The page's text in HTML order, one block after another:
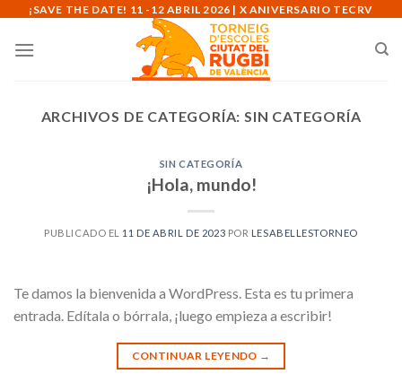
content
¡SAVE THE DATE! 11 -12 ABRIL 2026 | X ANIVERSARIO TECRV
ARCHIVOS DE CATEGORÍA: SIN CATEGORÍA
SIN CATEGORÍA
¡Hola, mundo!
PUBLICADO EL 11 DE ABRIL DE 2023 POR LESABELLESTORNEO
Te damos la bienvenida a WordPress. Esta es tu primera
entrada. Edítala o bórrala, ¡luego empieza a escribir!
CONTINUAR LEYENDO →